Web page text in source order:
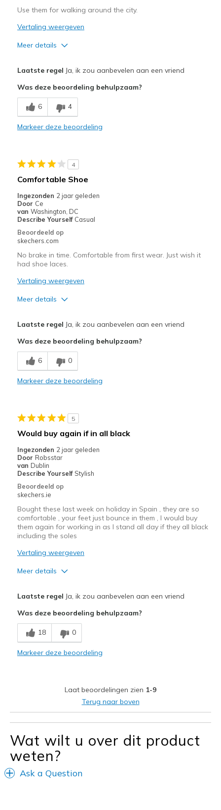
Use them for walking around the city.
Vertaling weergeven
Meer details
Comfortable
Stylish
Travel
Width
Feels true to width
Sizing
View On Shoes
Shoes are for Wearing
Laatste regel Ja, ik zou aanbevelen aan een vriend
Was deze beoordeling behulpzaam?
6 4
Markeer deze beoordeling
4
Comfortable Shoe
Ingezonden 2 jaar geleden
Door Ce
van Washington, DC
Describe Yourself Casual
Beoordeeld op
skechers.com
No brake in time. Comfortable from first wear. Just wish it
had shoe laces.
Vertaling weergeven
Meer details
Comfortable
Stylish
Going Out
Sizing
Feels true to size
View On Shoes
Shoes are for Wearing
Laatste regel Ja, ik zou aanbevelen aan een vriend
Was deze beoordeling behulpzaam?
6 0
Markeer deze beoordeling
5
Would buy again if in all black
Ingezonden 2 jaar geleden
Door Robsstar
van Dublin
Describe Yourself Stylish
Beoordeeld op
skechers.ie
Bought these last week on holiday in Spain , they are so
comfortable , your feet just bounce in them , I would buy
them again for working in as I stand all day if they all black
including the soles
Vertaling weergeven
Meer details
Comfortable
Durable
Travel
Width
Feels true to width
Sizing
View On Shoes
Laatste regel Ja, ik zou aanbevelen aan een vriend
Was deze beoordeling behulpzaam?
18 0
Markeer deze beoordeling
Laat beoordelingen zien 1-9
Terug naar boven
Wat wilt u over dit product
weten?
Ask a Question